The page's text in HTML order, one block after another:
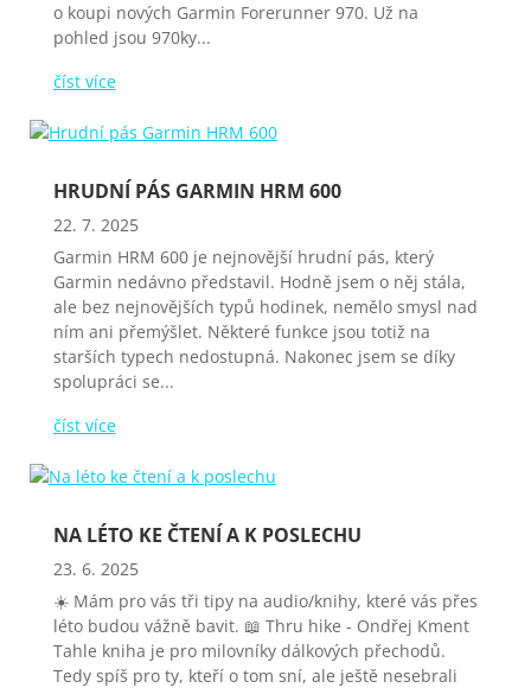
o koupi nových Garmin Forerunner 970. Už na
pohled jsou 970ky...
číst více
HRUDNÍ PÁS GARMIN HRM 600
22. 7. 2025
Garmin HRM 600 je nejnovější hrudní pás, který
Garmin nedávno představil. Hodně jsem o něj stála,
ale bez nejnovějších typů hodinek, nemělo smysl nad
ním ani přemýšlet. Některé funkce jsou totiž na
starších typech nedostupná. Nakonec jsem se díky
spolupráci se...
číst více
NA LÉTO KE ČTENÍ A K POSLECHU
23. 6. 2025
☀️ Mám pro vás tři tipy na audio/knihy, které vás přes
léto budou vážně bavit. 📖 Thru hike - Ondřej Kment
Tahle kniha je pro milovníky dálkových přechodů.
Tedy spíš pro ty, kteří o tom sní, ale ještě nesebrali